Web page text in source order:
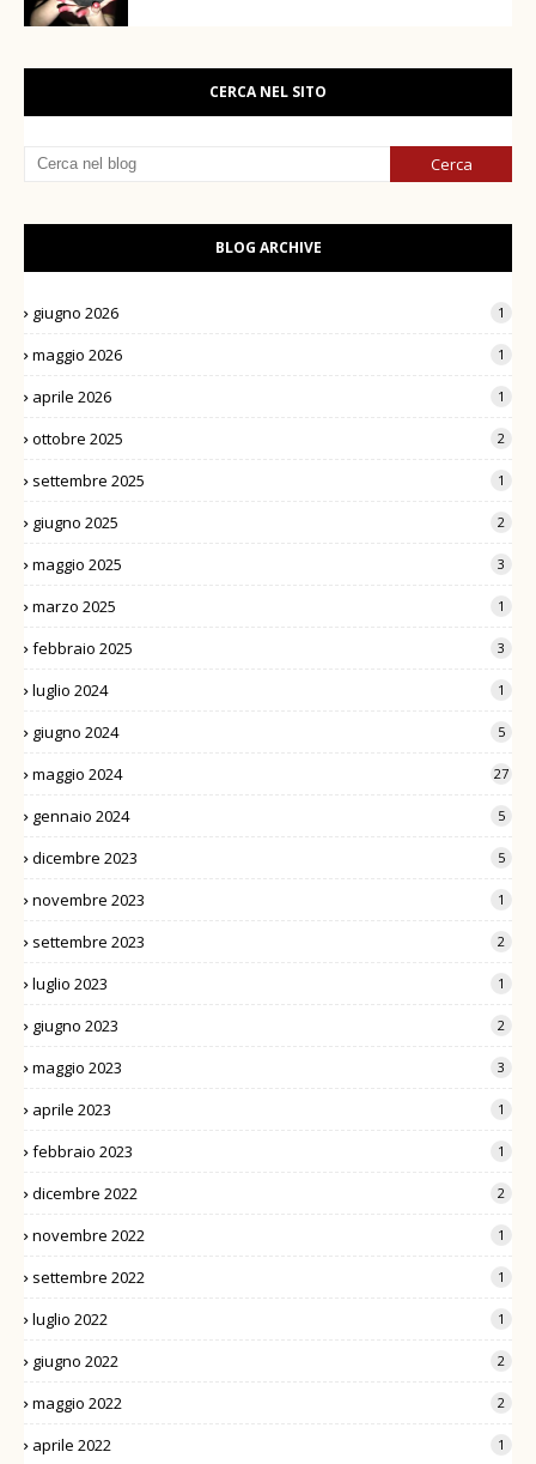
CERCA NEL SITO
BLOG ARCHIVE
giugno 2026 1
maggio 2026 1
aprile 2026 1
ottobre 2025 2
settembre 2025 1
giugno 2025 2
maggio 2025 3
marzo 2025 1
febbraio 2025 3
luglio 2024 1
giugno 2024 5
maggio 2024 27
gennaio 2024 5
dicembre 2023 5
novembre 2023 1
settembre 2023 2
luglio 2023 1
giugno 2023 2
maggio 2023 3
aprile 2023 1
febbraio 2023 1
dicembre 2022 2
novembre 2022 1
settembre 2022 1
luglio 2022 1
giugno 2022 2
maggio 2022 2
aprile 2022 1